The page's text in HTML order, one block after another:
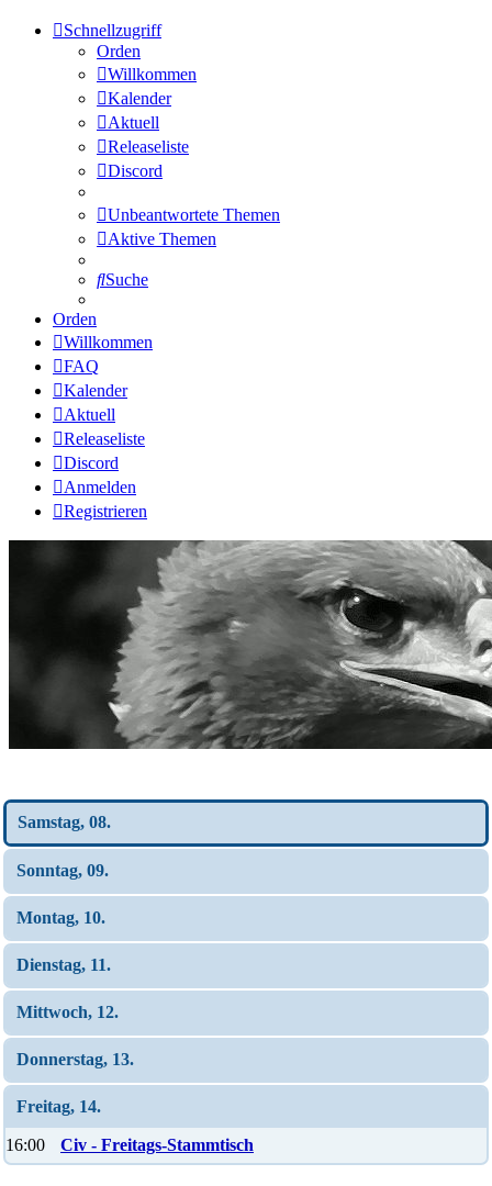
Schnellzugriff
Orden
Willkommen
Kalender
Aktuell
Releaseliste
Discord
Unbeantwortete Themen
Aktive Themen
Suche
Orden
Willkommen
FAQ
Kalender
Aktuell
Releaseliste
Discord
Anmelden
Registrieren
Samstag, 08.
Sonntag, 09.
Montag, 10.
Dienstag, 11.
Mittwoch, 12.
Donnerstag, 13.
Freitag, 14.
16:00 Civ - Freitags-Stammtisch